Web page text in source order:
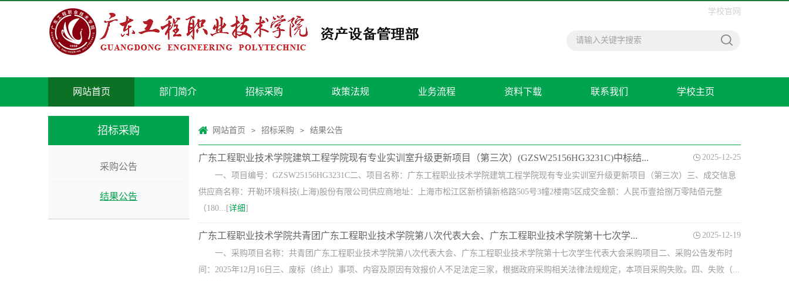
学校官网
网站首页 部门简介 招标采购 政策法规 业务流程 资料下载 联系我们 学校主页
招标采购
采购公告
结果公告
网站首页 > 招标采购 > 结果公告
广东工程职业技术学院建筑工程学院现有专业实训室升级更新项目（第三次）(GZSW25156HG3231C)中标结... 2025-12-25
一、项目编号：GZSW25156HG3231C二、项目名称：广东工程职业技术学院建筑工程学院现有专业实训室升级更新项目（第三次）三、成交信息
供应商名称：开勒环境科技(上海)股份有限公司供应商地址：上海市松江区新桥镇新格路505号3幢2楼南5区成交金额：人民币壹拾捌万零陆佰元整
（180...[详细]
广东工程职业技术学院共青团广东工程职业技术学院第八次代表大会、广东工程职业技术学院第十七次学... 2025-12-19
一、采购项目名称：共青团广东工程职业技术学院第八次代表大会、广东工程职业技术学院第十七次学生代表大会采购项目二、采购公告发布时
间：2025年12月16日三、废标（终止）事项、内容及原因有效报价人不足法定三家，根据政府采购相关法律法规规定，本项目采购失败。四、失败（...